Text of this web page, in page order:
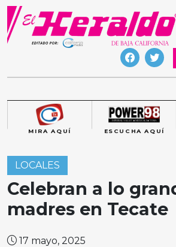
Skip
content
MIRA AQUÍ ESCUCHA AQUÍ
LOCALES
Celebran a lo
madres en Tecate
17 mayo, 2025